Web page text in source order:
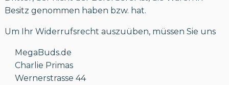
Besitz genommen haben bzw. hat.
Um Ihr Widerrufsrecht auszuüben, müssen Sie uns
MegaBuds.de
Charlie Primas
Wernerstrasse 44